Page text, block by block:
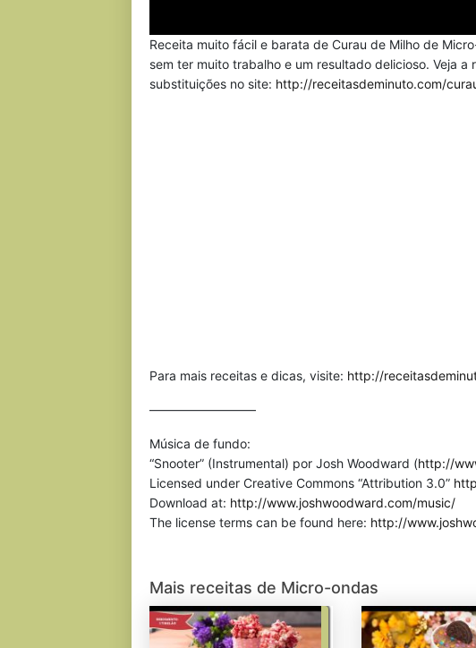
Receita muito fácil e barata de Curau de Milho de
sem ter muito trabalho e um resultado delicioso. Veja
substituições no site: http://receitasdeminuto.com/
Para mais receitas e dicas, visite: http://
————————–
Música de fundo:
“Snooter” (Instrumental) por Josh Woodward (http://
Licensed under Creative Commons “Attribution 3.0”
Download at: http://www.joshwoodward.com/music/
The license terms can be found here: http://
Mais receitas de Micro-ondas